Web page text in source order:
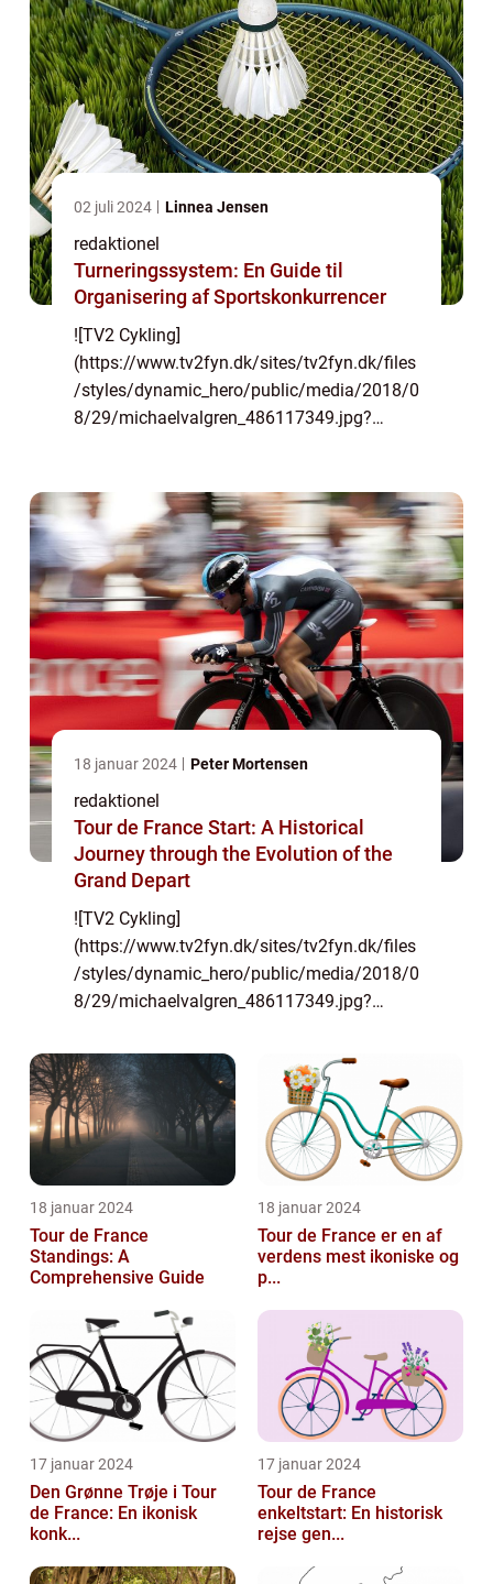
02 juli 2024 Linnea Jensen
redaktionel
Turneringssystem: En Guide til
Organisering af Sportskonkurrencer
![TV2 Cykling]
(https://www.tv2fyn.dk/sites/tv2fyn.dk/files
/styles/dynamic_hero/public/media/2018/0
8/29/michaelvalgren_486117349.jpg?
Cykling er en af Danmarks mest...
18 januar 2024 Peter Mortensen
redaktionel
Tour de France Start: A Historical
Journey through the Evolution of the
Grand Depart
![TV2 Cykling]
(https://www.tv2fyn.dk/sites/tv2fyn.dk/files
/styles/dynamic_hero/public/media/2018/0
8/29/michaelvalgren_486117349.jpg?
dybdegående indblik i cykelsport på tv TV2
Cykling er en af Danmarks mest...
18 januar 2024
Tour de France
Standings: A
Comprehensive Guide
18 januar 2024
Tour de France er en af
verdens mest ikoniske og
p...
17 januar 2024
Den Grønne Trøje i Tour
de France: En ikonisk
konk...
17 januar 2024
Tour de France
enkeltstart: En historisk
rejse gen...